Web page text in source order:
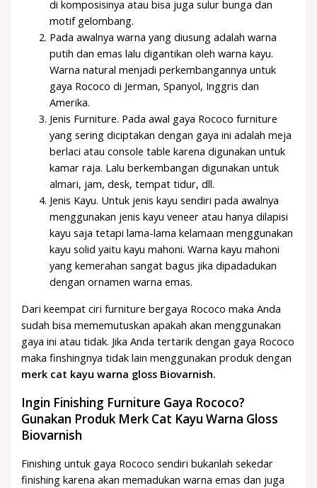
di komposisinya atau bisa juga sulur bunga dan
motif gelombang.
Pada awalnya warna yang diusung adalah warna
putih dan emas lalu digantikan oleh warna kayu.
Warna natural menjadi perkembangannya untuk
gaya Rococo di Jerman, Spanyol, Inggris dan
Amerika.
Jenis Furniture. Pada awal gaya Rococo furniture
yang sering diciptakan dengan gaya ini adalah meja
berlaci atau console table karena digunakan untuk
kamar raja. Lalu berkembangan digunakan untuk
almari, jam, desk, tempat tidur, dll.
Jenis Kayu. Untuk jenis kayu sendiri pada awalnya
menggunakan jenis kayu veneer atau hanya dilapisi
kayu saja tetapi lama-lama kelamaan menggunakan
kayu solid yaitu kayu mahoni. Warna kayu mahoni
yang kemerahan sangat bagus jika dipadadukan
dengan ornamen warna emas.
Dari keempat ciri furniture bergaya Rococo maka Anda
sudah bisa mememutuskan apakah akan menggunakan
gaya ini atau tidak. Jika Anda tertarik dengan gaya Rococo
maka finshingnya tidak lain menggunakan produk dengan
merk cat kayu warna gloss Biovarnish.
Ingin Finishing Furniture Gaya Rococo?
Gunakan Produk Merk Cat Kayu Warna Gloss
Biovarnish
Finishing untuk gaya Rococo sendiri bukanlah sekedar
finishing karena akan memadukan warna emas dan juga